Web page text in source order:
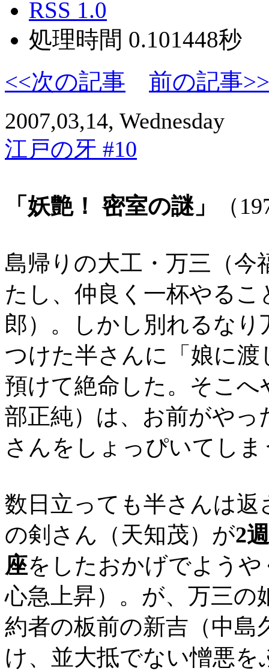
RSS 1.0
処理時間 0.101448秒
<<次の記事
前の記事>>
2007,03,14, Wednesday
江戸の牙 #10
「妖艶！ 密室の謎」 （
島帰りの大工・万三（今
たし、仲良く一杯やる
郎）。しかし別れるな
つけた半さんに「娘に
預けて絶命した。そこ
部正純）は、お前がや
さんをしょっぴいてしま
数日立っても半さんは
の剣さん（天知茂）が2
座をしたおかげでよう
心急上昇）。が、万三の
約者の板前の新吉（中島
け、並大抵でない憎悪を